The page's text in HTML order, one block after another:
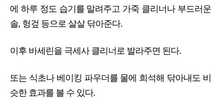
에 하루 정도 습기를 말려주고 가죽 클리너나 부드러운
솔, 헝겊 등으로 살살 닦아준다.
이후 바세린을 극세사 클리너로 발라주면 된다.
또는 식초나 베이킹 파우더를 물에 희석해 닦아내도 비
슷한 효과를 볼 수 있다.